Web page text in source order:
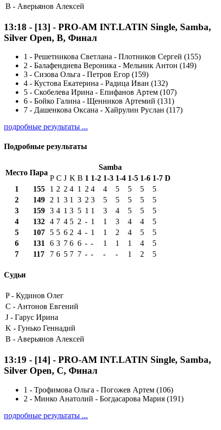
B - Аверьянов Алексей
13:18 - [13] - PRO-AM INT.LATIN Single, Samba,
Silver Open, B, Финал
1 - Решетникова Светлана - Плотников Сергей (155)
2 - Балафендиева Вероника - Мельник Антон (149)
3 - Сизова Ольга - Петров Егор (159)
4 - Кустова Екатерина - Радица Иван (132)
5 - Скобелева Ирина - Епифанов Артем (107)
6 - Бойко Галина - Щенников Артемий (131)
7 - Дашенкова Оксана - Хайрулин Руслан (117)
подробные результаты ...
Подробные результаты
Место Пара
Samba
P C J K B 1 1-2 1-3 1-4 1-5 1-6 1-7 D
1
155 1 2 2 4 1 2 4 4 5 5 5
5
2
149 2 1 3 1 3 2 3 5 5 5 5
5
3
159 3 4 1 3 5 1 1 3 4 5 5
5
4
132 4 7 4 5 2 - 1 1 3 4 4
5
5
107 5 5 6 2 4 - 1 1 2 4 5
5
6
131 6 3 7 6 6 - - 1 1 1 4
5
7
117 7 6 5 7 7 - - - - 1 2 5
Судьи
P - Кудинов Олег
C - Антонов Евгений
J - Гарус Ирина
K - Гунько Геннадий
B - Аверьянов Алексей
13:19 - [14] - PRO-AM INT.LATIN Single, Samba,
Silver Open, C, Финал
1 - Трофимова Ольга - Погожев Артем (106)
2 - Минко Анатолий - Богдасарова Мария (191)
подробные результаты ...